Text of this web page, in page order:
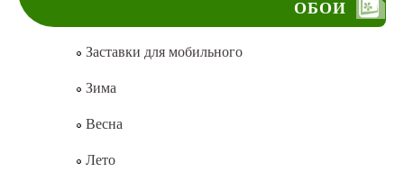
ОБОИ
Заставки для мобильного
Зима
Весна
Лето